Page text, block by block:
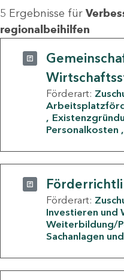
5 Ergebnisse für
regionalbeihilfen
Förderart:
Personalkosten
Förderart:
Investieren und
Weiterbildung/
Sachanlagen